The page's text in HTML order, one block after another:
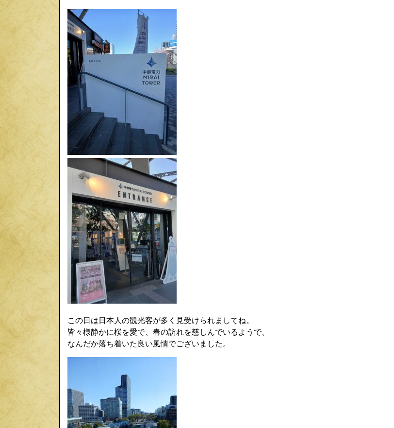
この日は日本人の観光客が多く見受けられましてね。
皆々様静かに桜を愛で、春の訪れを慈しんでいるようで、
なんだか落ち着いた良い風情でございました。